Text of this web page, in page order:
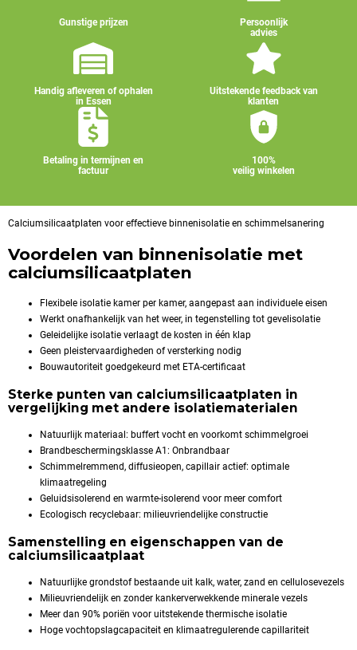
Gunstige prijzen
Persoonlijk
advies
Handig afleveren of ophalen
in Essen
Uitstekende feedback van
klanten
Betaling in termijnen en
factuur
100%
veilig winkelen
Calciumsilicaatplaten voor effectieve binnenisolatie en schimmelsanering
Voordelen van binnenisolatie met
calciumsilicaatplaten
Flexibele isolatie kamer per kamer, aangepast aan individuele eisen
Werkt onafhankelijk van het weer, in tegenstelling tot gevelisolatie
Geleidelijke isolatie verlaagt de kosten in één klap
Geen pleistervaardigheden of versterking nodig
Bouwautoriteit goedgekeurd met ETA-certificaat
Sterke punten van calciumsilicaatplaten in
vergelijking met andere isolatiematerialen
Natuurlijk materiaal: buffert vocht en voorkomt schimmelgroei
Brandbeschermingsklasse A1: Onbrandbaar
Schimmelremmend, diffusieopen, capillair actief: optimale
klimaatregeling
Geluidsisolerend en warmte-isolerend voor meer comfort
Ecologisch recyclebaar: milieuvriendelijke constructie
Samenstelling en eigenschappen van de
calciumsilicaatplaat
Natuurlijke grondstof bestaande uit kalk, water, zand en cellulosevezels
Milieuvriendelijk en zonder kankerverwekkende minerale vezels
Meer dan 90% poriën voor uitstekende thermische isolatie
Hoge vochtopslagcapaciteit en klimaatregulerende capillariteit